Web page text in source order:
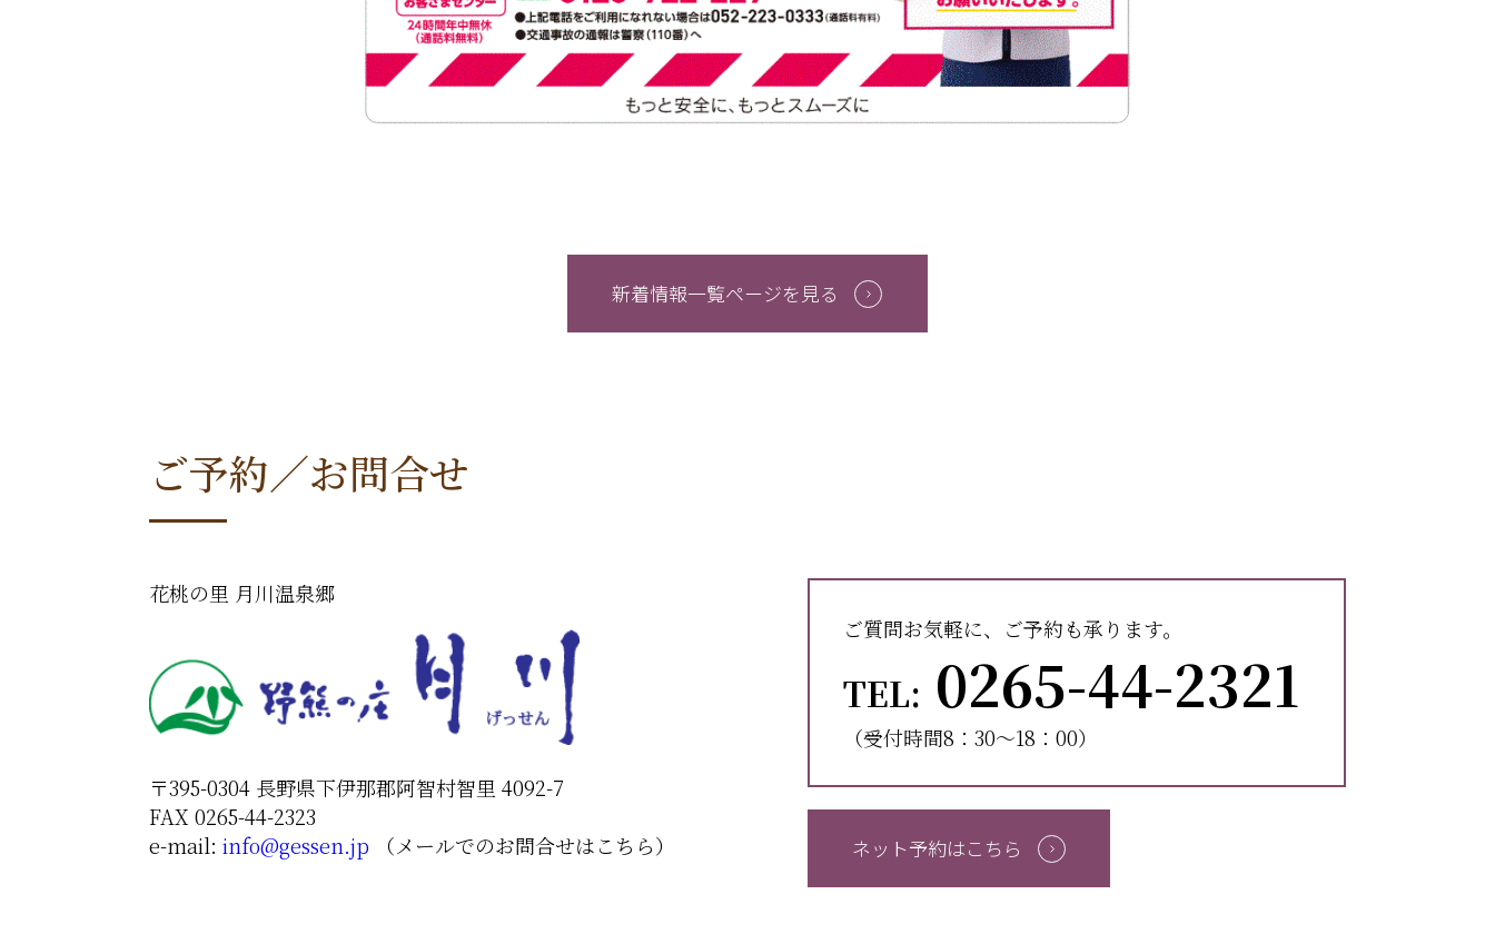
新着情報一覧ページを見る
ご予約／お問合せ
花桃の里 月川温泉郷
〒395-0304 長野県下伊那郡阿智村智里 4092-7
FAX 0265-44-2323
e-mail:info@gessen.jp （メールでのお問合せはこちら）
ご質問お気軽に、ご予約も承ります。
TEL: 0265-44-2321
（受付時間8：30〜18：00）
ネット予約はこちら